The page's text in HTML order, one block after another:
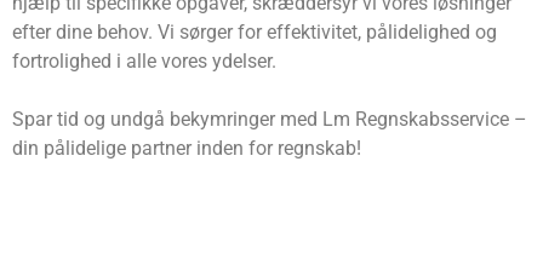
efter dine behov. Vi sørger for effektivitet, pålidelighed og
fortrolighed i alle vores ydelser.
Spar tid og undgå bekymringer med Lm Regnskabsservice –
din pålidelige partner inden for regnskab!